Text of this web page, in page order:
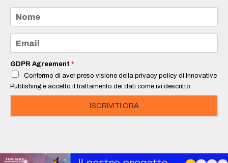
m
e
a
i
*
GDPR Agreement *
Confermo di aver preso visione della privacy policy di Innovative
Publishing e accetto il trattamento dei dati come ivi descritto
ISCRIVITI ORA